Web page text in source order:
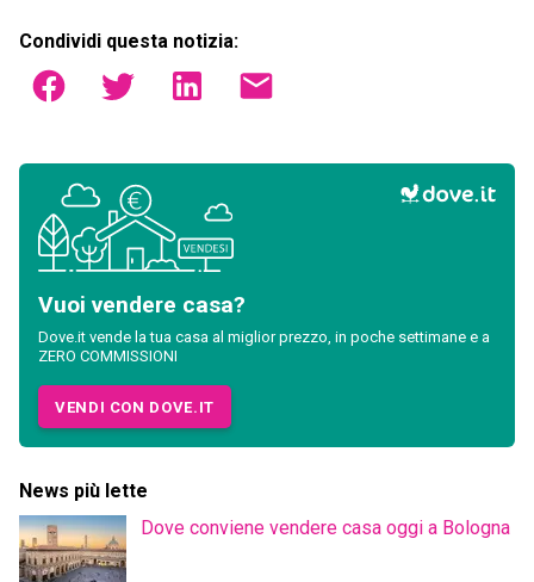
Condividi questa notizia:
Vuoi vendere casa?
Dove.it vende la tua casa al miglior prezzo, in poche settimane e a
ZERO COMMISSIONI
VENDI CON DOVE.IT
News più lette
Dove conviene vendere casa oggi a Bologna